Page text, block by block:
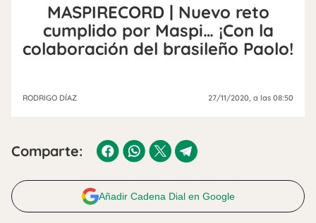
MASPIRECORD | Nuevo reto
cumplido por Maspi… ¡Con la
colaboración del brasileño Paolo!
RODRIGO DÍAZ 27/11/2020 , a las 08:50
Comparte:
Añadir Cadena Dial en Google